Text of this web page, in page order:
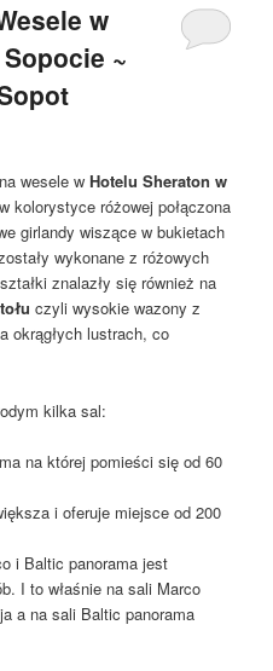
w
~
wesele wHotelu Sheraton w
kolorystyce różowej połączona
girlandy wiszące w bukietach
wykonane z różowych
znalazły się również na
czyli wysokie wazony z
okrągłych lustrach, co
kilka sal:
na której pomieści się od 60
i oferuje miejsce od 200
i Baltic panorama jest
I to właśnie na sali Marco
a na sali Baltic panorama